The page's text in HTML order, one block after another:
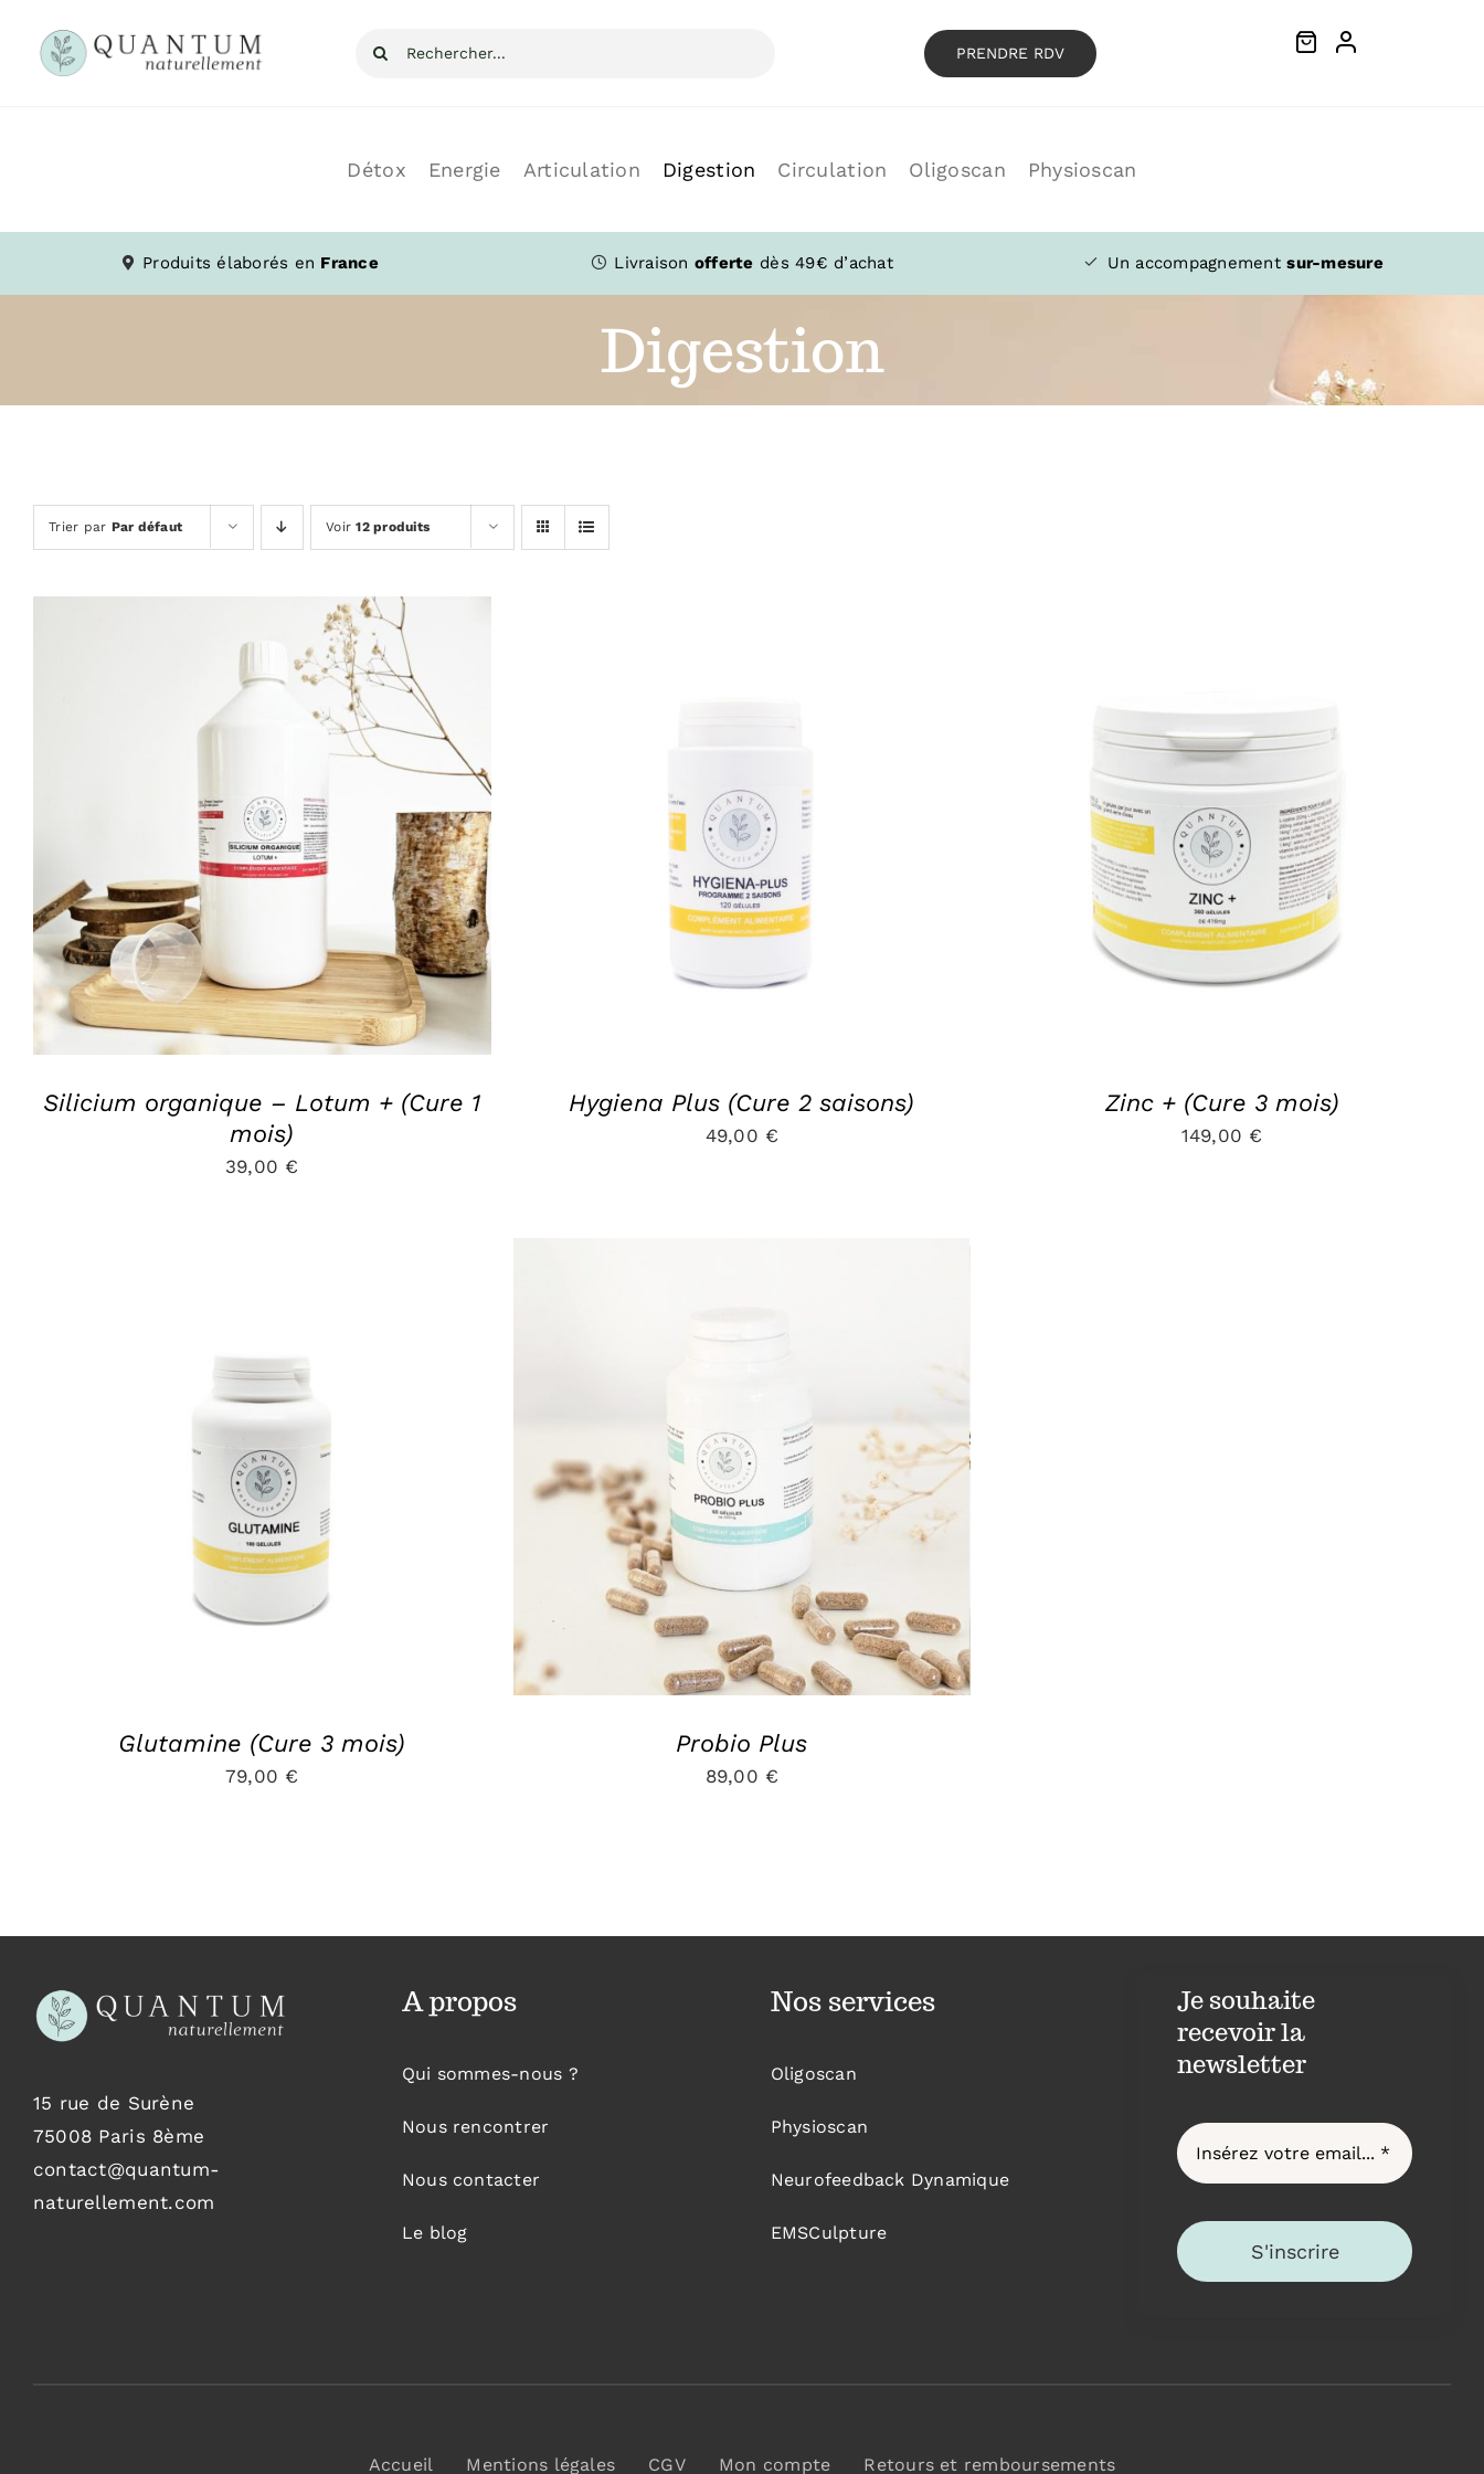
content
Recherche
PRENDRE RDV
Détox Energie Articulation Digestion Circulation Oligoscan Physioscan
Produits élaborés en France Livraison offerte dès 49€ d’achat Un accompagnementsur-mesure
Digestion
Trier par Par défaut Voir12 produits
AJOUTER AU PANIER /
Silicium organique – Lotum + (Cure 1
mois)
39,00 €
AJOUTER AU PANIER
Hygiena Plus (Cure 2 saisons)
49,00 €
AJOUTER AU PANIER APERÇU
Zinc + (Cure 3 mois)
149,00 €
AJOUTER AU PANIER
Glutamine (Cure 3 mois)
79,00 €
AJOUTER AU PANIER
Probio Plus
89,00 €
15 rue de Surène
75008 Paris 8ème
contact@quantum-
naturellement.com
A propos
Qui sommes-nous ?
Nous rencontrer
Nous contacter
Le blog
Nos services
Oligoscan
Physioscan
Neurofeedback Dynamique
EMSCulpture
Je souhaite
recevoir la
newsletter
S'inscrire
Accueil Mentions légales CGV Mon compte Retours et remboursements